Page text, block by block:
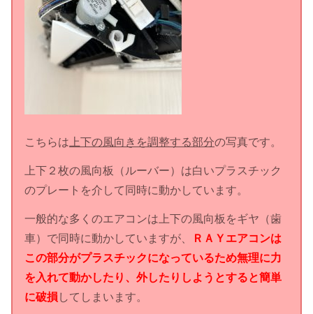
こちらは 上下の風向きを調整する部分の写真です。
上下２枚の風向板（ルーバー）は白いプラスチック
のプレートを介して同時に動かしています。
一般的な多くのエアコンは上下の風向板をギヤ（歯
車）で同時に動かしていますが、
ＲＡＹエアコンは
この部分がプラスチックになっているため無理に力
を入れて動かしたり、外したりしようとすると簡単
に破損 してしまいます。